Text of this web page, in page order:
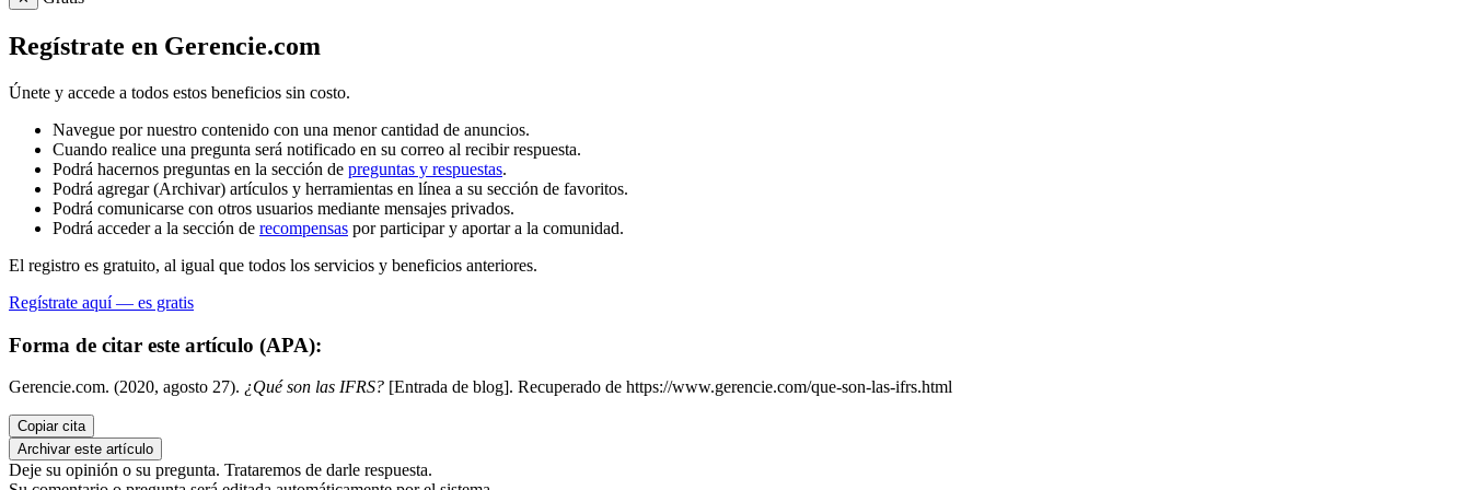
Regístrate en Gerencie.com
Únete y accede a todos estos beneficios sin costo.
Navegue por nuestro contenido con una menor cantidad de anuncios.
Cuando realice una pregunta será notificado en su correo al recibir respuesta.
Podrá hacernos preguntas en la sección de preguntas y respuestas.
Podrá agregar (Archivar) artículos y herramientas en línea a su sección de favoritos.
Podrá comunicarse con otros usuarios mediante mensajes privados.
Podrá acceder a la sección de recompensas por participar y aportar a la comunidad.
El registro es gratuito, al igual que todos los servicios y beneficios anteriores.
Regístrate aquí — es gratis
Forma de citar este artículo (APA):
Gerencie.com. (2020, agosto 27). ¿Qué son las IFRS? [Entrada de blog]. Recuperado de https://www.gerencie.com/que-son-las-ifrs.html
Copiar cita
Archivar este artículo
Deje su opinión o su pregunta. Trataremos de darle respuesta.